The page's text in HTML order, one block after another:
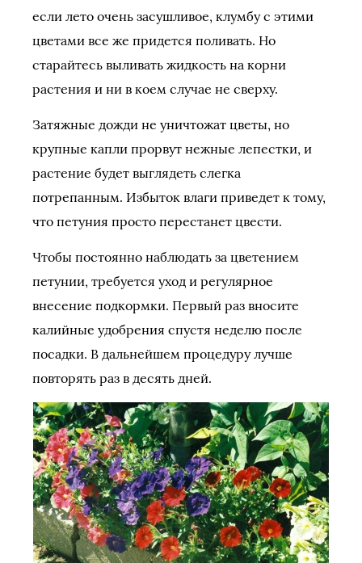
если лето очень засушливое, клумбу с этими
цветами все же придется поливать. Но
старайтесь выливать жидкость на корни
растения и ни в коем случае не сверху.
Затяжные дожди не уничтожат цветы, но
крупные капли прорвут нежные лепестки, и
растение будет выглядеть слегка
потрепанным. Избыток влаги приведет к тому,
что петуния просто перестанет цвести.
Чтобы постоянно наблюдать за цветением
петунии, требуется уход и регулярное
внесение подкормки. Первый раз вносите
калийные удобрения спустя неделю после
посадки. В дальнейшем процедуру лучше
повторять раз в десять дней.